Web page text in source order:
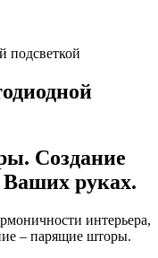
подсветкой
Создание
Ваших руках.
интерьера,
– парящие шторы.